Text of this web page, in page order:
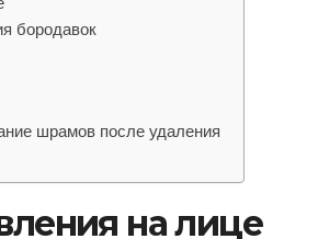
бородавок
шрамов после удаления
на лице